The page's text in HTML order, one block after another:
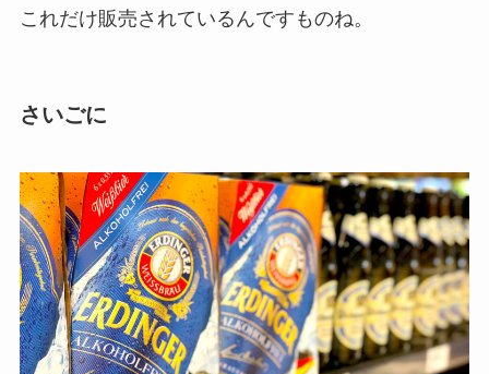
これだけ販売されているんですものね。
さいごに